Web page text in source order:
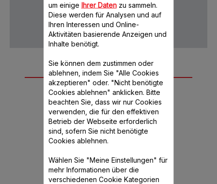
Datenschutz AGB
Weiteres
empfohlenes
Zubehör
um einige Ihrer Datenzu sammeln.
Diese werden für Analysen und auf
Ihren Interessen und Online-
Aktivitäten basierende Anzeigen und
Inhalte benötigt.
Sie können dem zustimmen oder
ablehnen, indem Sie "Alle Cookies
akzeptieren" oder. "Nicht benötigte
Cookies ablehnen" anklicken. Bitte
beachten Sie, dass wir nur Cookies
verwenden, die für den effektiven
Betrieb der Webseite erforderlich
sind, sofern Sie nicht benötigte
Cookies ablehnen.
Wählen Sie "Meine Einstellungen" für
mehr Informationen über die
verschiedenen Cookie Kategorien